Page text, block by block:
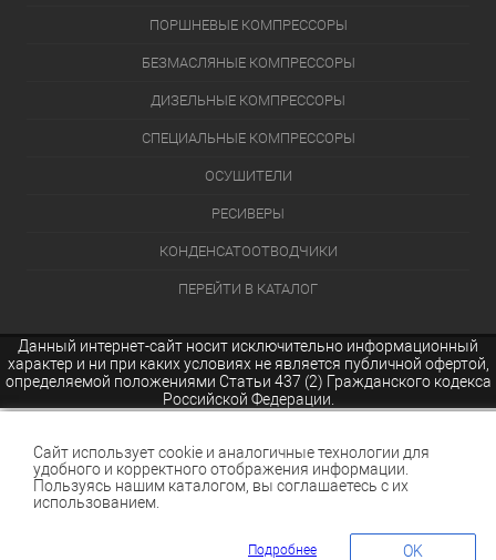
ПОРШНЕВЫЕ КОМПРЕССОРЫ
БЕЗМАСЛЯНЫЕ КОМПРЕССОРЫ
ДИЗЕЛЬНЫЕ КОМПРЕССОРЫ
СПЕЦИАЛЬНЫЕ КОМПРЕССОРЫ
ОСУШИТЕЛИ
РЕСИВЕРЫ
КОНДЕНСАТООТВОДЧИКИ
ПЕРЕЙТИ В КАТАЛОГ
Данный интернет-сайт носит исключительно информационный
характер и ни при каких условиях не является публичной офертой,
определяемой положениями Статьи 437 (2) Гражданского кодекса
Российской Федерации.
Сайт использует cookie и аналогичные технологии для
удобного и корректного отображения информации.
Пользуясь нашим каталогом, вы соглашаетесь с их
использованием.
Подробнее OK